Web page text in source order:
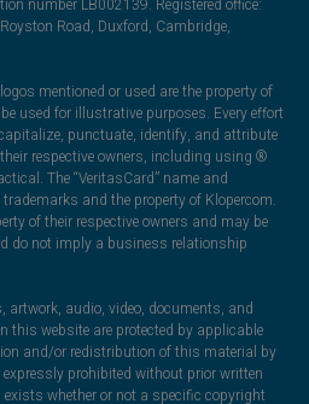
number LB002139. Registered office:
Road, Duxford, Cambridge,
mentioned or used are the property of
used for illustrative purposes. Every effort
punctuate, identify, and attribute
respective owners, including using ®
The “VeritasCard” name and
and the property of Klopercom.
of their respective owners and may be
do not imply a business relationship
audio, video, documents, and
this website are protected by applicable
and/or redistribution of this material by
prohibited without prior written
whether or not a specific copyright